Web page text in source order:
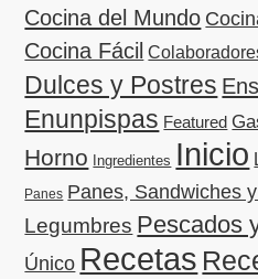
Cocina del Mundo
Cocina Fácil
Dulces y Postres
Enunpispas Featured
Horno Ingredientes Inicio
Panes Panes, Sandwiches
Legumbres Pescados
Único Recetas